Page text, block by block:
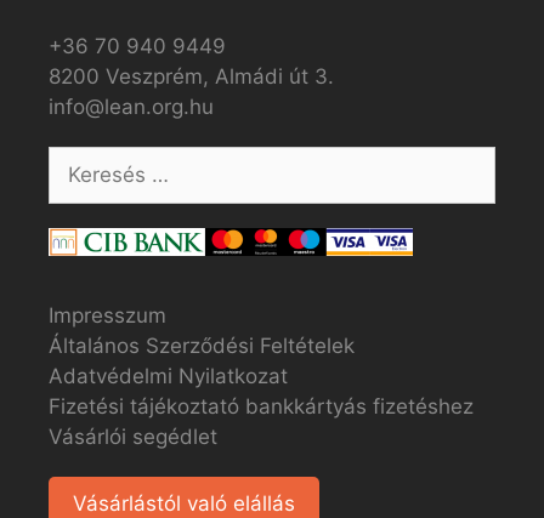
+36 70 940 9449
8200 Veszprém, Almádi út 3.
info@lean.org.hu
Impresszum
Általános Szerződési Feltételek
Adatvédelmi Nyilatkozat
Fizetési tájékoztató bankkártyás fizetéshez
Vásárlói segédlet
Vásárlástól való elállás